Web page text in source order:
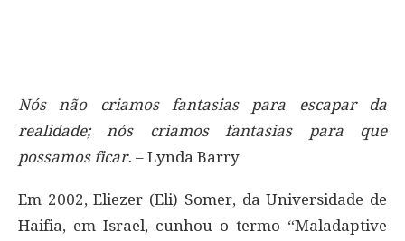
Nós não criamos fantasias para escapar da
realidade; nós criamos fantasias para que
possamos ficar. – Lynda Barry
Em 2002, Eliezer (Eli) Somer, da Universidade de
Haifia, em Israel, cunhou o termo “Maladaptive